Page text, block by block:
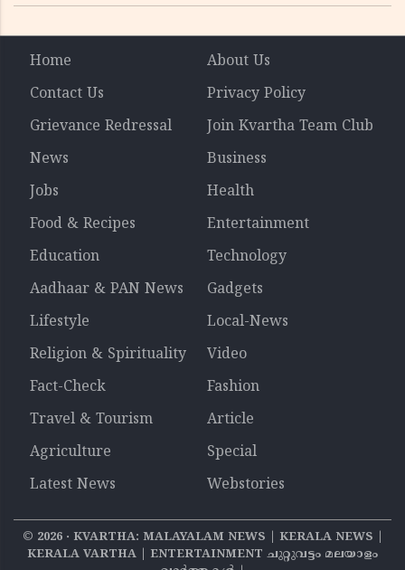
Home
About Us
Contact Us
Privacy Policy
Grievance Redressal
Join Kvartha Team Club
News
Business
Jobs
Health
Food & Recipes
Entertainment
Education
Technology
Aadhaar & PAN News
Gadgets
Lifestyle
Local-News
Religion & Spirituality
Video
Fact-Check
Fashion
Travel & Tourism
Article
Agriculture
Special
Latest News
Webstories
© 2026‧ KVARTHA: MALAYALAM NEWS | KERALA NEWS |
KERALA VARTHA | ENTERTAINMENT ചുറ്റുവട്ടം മലയാളം